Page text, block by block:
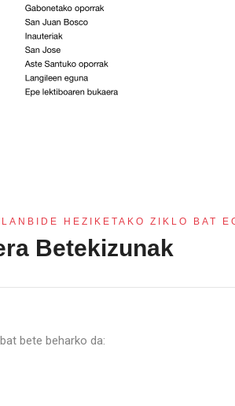
HEZIKETAKO ZIKLO BAT
Betekizunak
bete beharko da: